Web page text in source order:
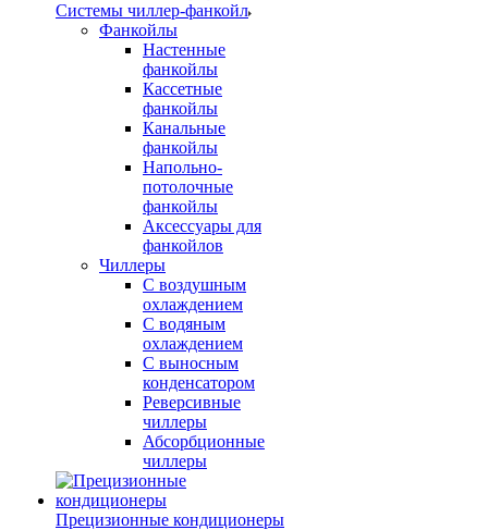
Системы чиллер-фанкойл
Фанкойлы
Настенные
фанкойлы
Кассетные
фанкойлы
Канальные
фанкойлы
Напольно-
потолочные
фанкойлы
Аксессуары для
фанкойлов
Чиллеры
С воздушным
охлаждением
С водяным
охлаждением
С выносным
конденсатором
Реверсивные
чиллеры
Абсорбционные
чиллеры
Прецизионные кондиционеры